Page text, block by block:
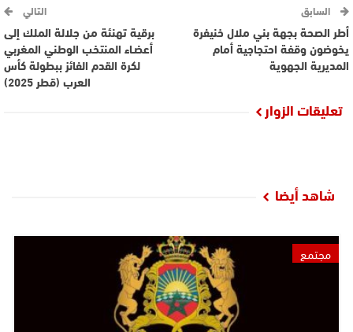
السابق
أطر الصحة بجهة بني ملال خنيفرة
يخوضون وقفة احتجاجية أمام
المديرية الجهوية
التالي
برقية تهنئة من جلالة الملك إلى
أعضـاء المنتخب الوطني المغربي
لكرة القدم الفائز ببطولة كأس
العرب (قطر 2025)
تعليقات الزوار
شاهد أيضا
مجتمع